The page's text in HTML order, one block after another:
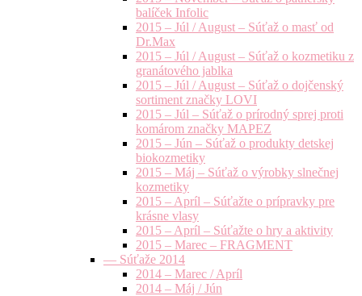
balíček Infolic
2015 – Júl / August – Súťaž o masť od
Dr.Max
2015 – Júl / August – Súťaž o kozmetiku z
granátového jablka
2015 – Júl / August – Súťaž o dojčenský
sortiment značky LOVI
2015 – Júl – Súťaž o prírodný sprej proti
komárom značky MAPEZ
2015 – Jún – Súťaž o produkty detskej
biokozmetiky
2015 – Máj – Súťaž o výrobky slnečnej
kozmetiky
2015 – Apríl – Súťažte o prípravky pre
krásne vlasy
2015 – Apríl – Súťažte o hry a aktivity
2015 – Marec – FRAGMENT
— Súťaže 2014
2014 – Marec / Apríl
2014 – Máj / Jún